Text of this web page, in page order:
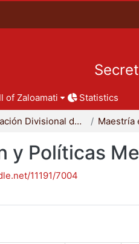
of Zaloamati Statistics
Coordinación Divisional de Posgrado
y Políticas
11191/7004